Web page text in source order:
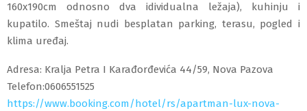
160x190cm odnosno dva idividualna ležaja), kuhinju i
kupatilo. Smeštaj nudi besplatan parking, terasu, pogled i
klima uređaj.
Adresa: Kralja Petra I Karađorđevića 44/59, Nova Pazova
Telefon:0606551525
https://www.booking.com/hotel/rs/apartman-lux-nova-